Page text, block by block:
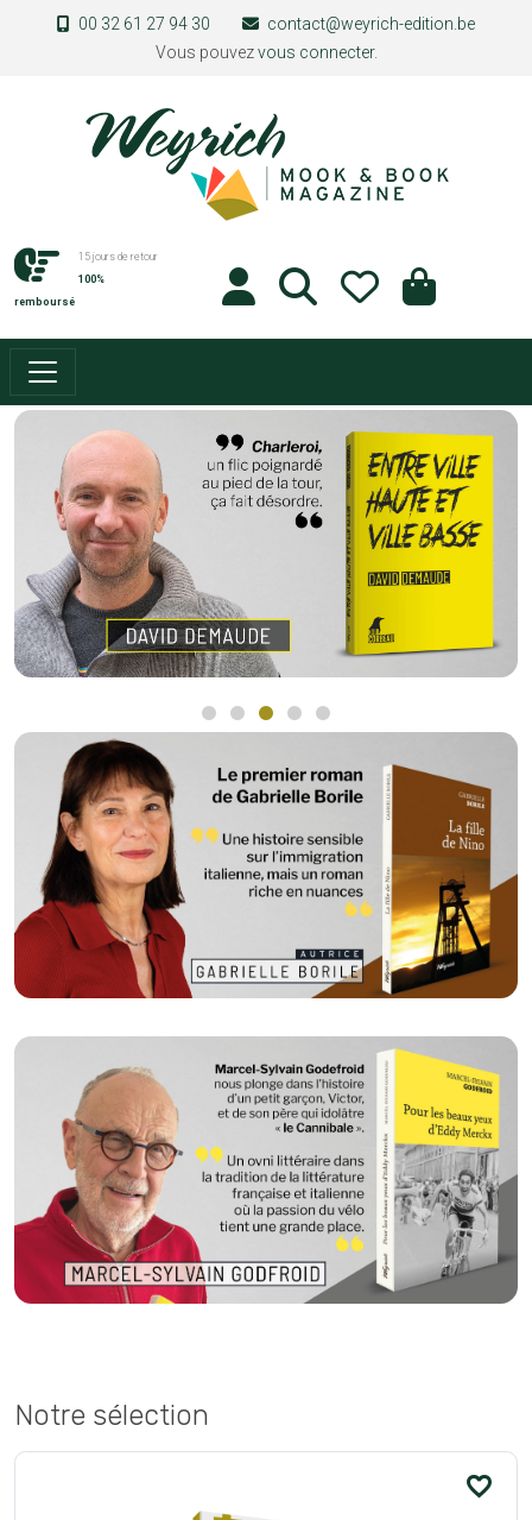
Aller au contenu principal
00 32 61 27 94 30
contact@weyrich-edition.be
Vous pouvezvous connecter.
15 jours de retour
100%
remboursé
Notre sélection
favorite_border